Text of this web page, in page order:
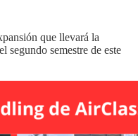
que llevará la
segundo semestre de este